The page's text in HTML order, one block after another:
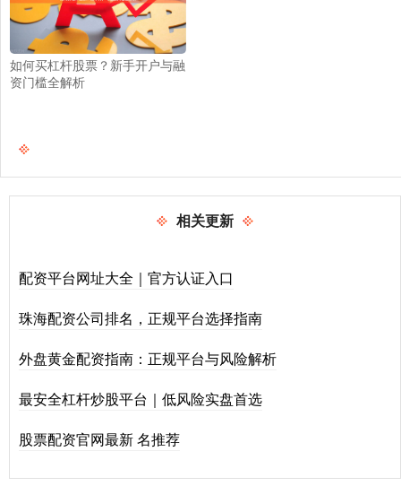
如何买杠杆股票？新手开户与融
资门槛全解析
相关更新
配资平台网址大全｜官方认证入口
珠海配资公司排名，正规平台选择指南
外盘黄金配资指南：正规平台与风险解析
最安全杠杆炒股平台｜低风险实盘首选
股票配资官网最新 名推荐